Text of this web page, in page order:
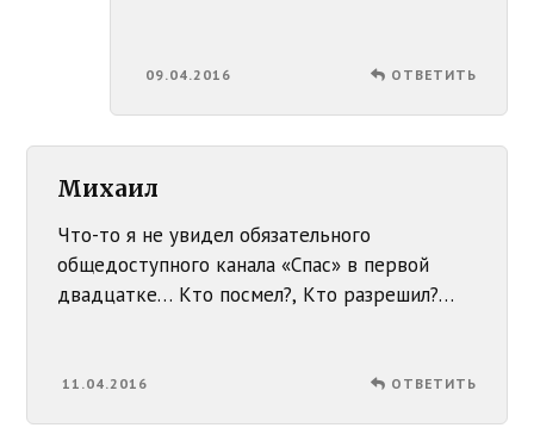
09.04.2016 ОТВЕТИТЬ
Михаил
Что-то я не увидел обязательного
общедоступного канала «Спас» в первой
двадцатке… Кто посмел?, Кто разрешил?…
11.04.2016 ОТВЕТИТЬ